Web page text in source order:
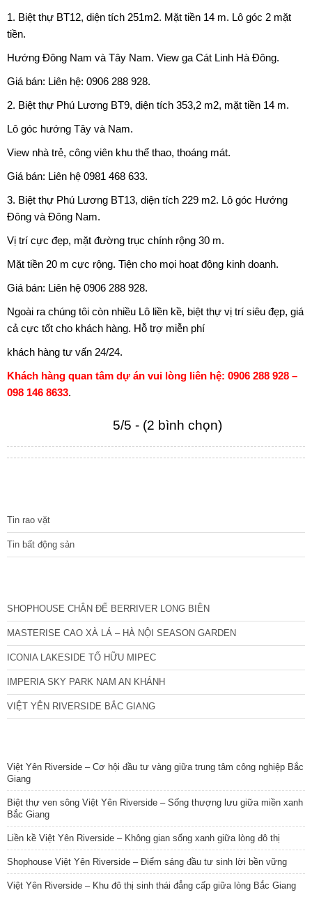
1. Biệt thự BT12, diện tích 251m2. Mặt tiền 14 m. Lô góc 2 mặt
tiền.
Hướng Đông Nam và Tây Nam. View ga Cát Linh Hà Đông.
Giá bán: Liên hệ: 0906 288 928.
2. Biệt thự Phú Lương BT9, diện tích 353,2 m2, mặt tiền 14 m.
Lô góc hướng Tây và Nam.
View nhà trẻ, công viên khu thể thao, thoáng mát.
Giá bán: Liên hệ 0981 468 633.
3. Biệt thự Phú Lương BT13, diện tích 229 m2. Lô góc Hướng
Đông và Đông Nam.
Vị trí cực đẹp, mặt đường trục chính rộng 30 m.
Mặt tiền 20 m cực rộng. Tiện cho mọi hoạt động kinh doanh.
Giá bán: Liên hệ 0906 288 928.
Ngoài ra chúng tôi còn nhiều Lô liền kề, biệt thự vị trí siêu đẹp, giá
cả cực tốt cho khách hàng. Hỗ trợ miễn phí
khách hàng tư vấn 24/24.
Khách hàng quan tâm dự án vui lòng liên hệ: 0906 288 928 –
098 146 8633.
5/5 - (2 bình chọn)
Tin rao vặt
Tin bất động sản
SHOPHOUSE CHÂN ĐẾ BERRIVER LONG BIÊN
MASTERISE CAO XÀ LÁ – HÀ NỘI SEASON GARDEN
ICONIA LAKESIDE TỐ HỮU MIPEC
IMPERIA SKY PARK NAM AN KHÁNH
VIỆT YÊN RIVERSIDE BẮC GIANG
Việt Yên Riverside – Cơ hội đầu tư vàng giữa trung tâm công nghiệp Bắc
Giang
Biệt thự ven sông Việt Yên Riverside – Sống thượng lưu giữa miền xanh
Bắc Giang
Liền kề Việt Yên Riverside – Không gian sống xanh giữa lòng đô thị
Shophouse Việt Yên Riverside – Điểm sáng đầu tư sinh lời bền vững
Việt Yên Riverside – Khu đô thị sinh thái đẳng cấp giữa lòng Bắc Giang